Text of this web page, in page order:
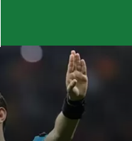
menajeri